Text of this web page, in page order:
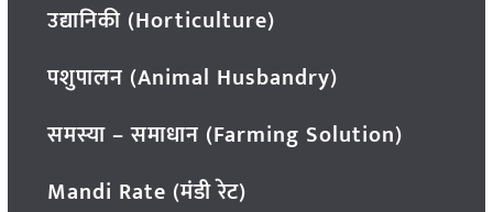
उद्यानिकी (Horticulture)
पशुपालन (Animal Husbandry)
समस्या – समाधान (Farming Solution)
Mandi Rate (मंडी रेट)